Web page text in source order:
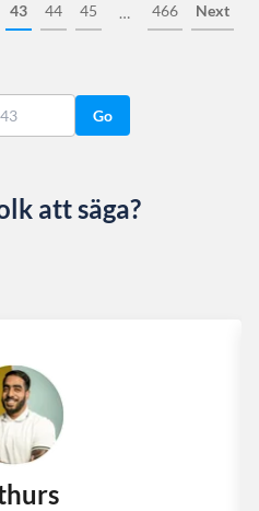
43 44 45 … 466 Next
Go
att säga?